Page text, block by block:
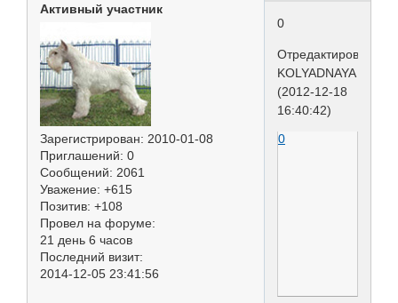
Активный участник
Зарегистрирован: 2010-01-08
Приглашений: 0
Сообщений: 2061
Уважение: +615
Позитив: +108
Провел на форуме:
21 день 6 часов
Последний визит:
2014-12-05 23:41:56
0
Отредактировано
KOLYADNAYA
(2012-12-18
16:40:42)
0